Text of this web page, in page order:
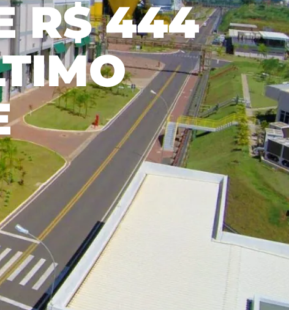
com nossos
públicos e o
mercado.R$ 444